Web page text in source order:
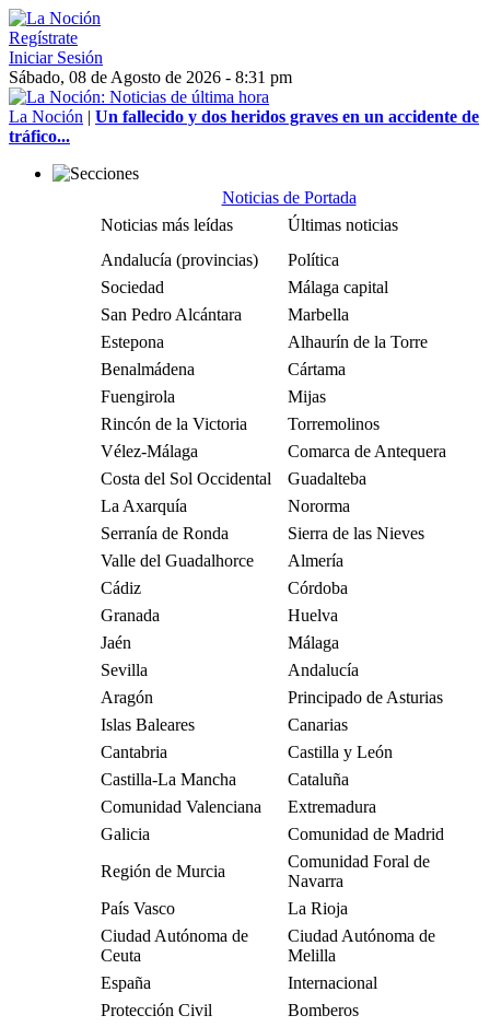
Regístrate
Iniciar Sesión
Sábado, 08 de Agosto de 2026 - 8:31 pm
La Noción | Un fallecido y dos heridos graves en un accidente de
tráfico...
Noticias de Portada
Noticias más leídas
Últimas noticias
Andalucía (provincias)
Política
Sociedad
Málaga capital
San Pedro Alcántara
Marbella
Estepona
Alhaurín de la Torre
Benalmádena
Cártama
Fuengirola
Mijas
Rincón de la Victoria
Torremolinos
Vélez-Málaga
Comarca de Antequera
Costa del Sol Occidental
Guadalteba
La Axarquía
Nororma
Serranía de Ronda
Sierra de las Nieves
Valle del Guadalhorce
Almería
Cádiz
Córdoba
Granada
Huelva
Jaén
Málaga
Sevilla
Andalucía
Aragón
Principado de Asturias
Islas Baleares
Canarias
Cantabria
Castilla y León
Castilla-La Mancha
Cataluña
Comunidad Valenciana
Extremadura
Galicia
Comunidad de Madrid
Región de Murcia
Comunidad Foral de
Navarra
País Vasco
La Rioja
Ciudad Autónoma de
Ceuta
Ciudad Autónoma de
Melilla
España
Internacional
Protección Civil
Bomberos